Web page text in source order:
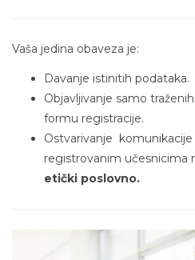
Vaša jedina obaveza je:
Davanje istinitih podataka.
Objavljivanje samo
formu registracije.
Ostvarivanje
registrovanim učesnicima
etički poslovno.